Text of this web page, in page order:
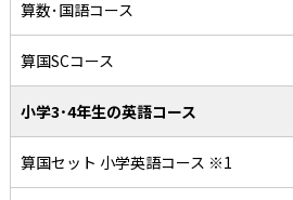
算数･国語コース
算国SCコース
小学3･4年生の英語コース
算国セット 小学英語コース ※1